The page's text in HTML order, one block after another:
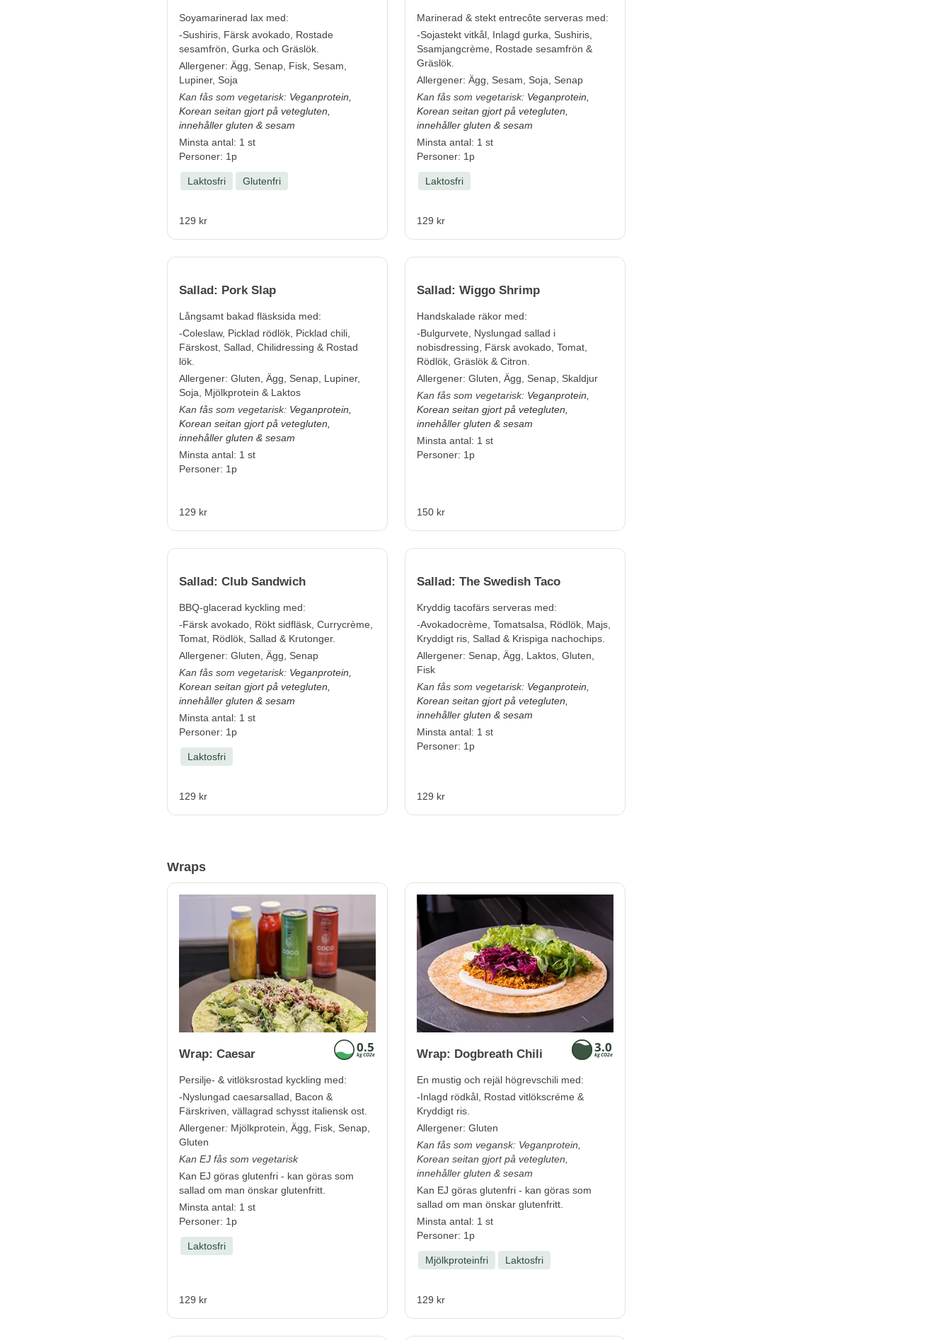
Soyamarinerad lax med:
-Sushiris, Färsk avokado, Rostade
sesamfrön, Gurka och Gräslök.
Allergener: Ägg, Senap, Fisk, Sesam,
Lupiner, Soja
Kan fås som vegetarisk: Veganprotein,
Korean seitan gjort på vetegluten,
innehåller gluten & sesam
Minsta antal: 1 st
Personer: 1p
Laktosfri Glutenfri
129 kr
Marinerad & stekt entrecôte serveras med:
-Sojastekt vitkål, Inlagd gurka, Sushiris,
Ssamjangcrème, Rostade sesamfrön &
Gräslök.
Allergener: Ägg, Sesam, Soja, Senap
Kan fås som vegetarisk: Veganprotein,
Korean seitan gjort på vetegluten,
innehåller gluten & sesam
Minsta antal: 1 st
Personer: 1p
Laktosfri
129 kr
Sallad: Pork Slap
Långsamt bakad fläsksida med:
-Coleslaw, Picklad rödlök, Picklad chili,
Färskost, Sallad, Chilidressing & Rostad
lök.
Allergener: Gluten, Ägg, Senap, Lupiner,
Soja, Mjölkprotein & Laktos
Kan fås som vegetarisk: Veganprotein,
Korean seitan gjort på vetegluten,
innehåller gluten & sesam
Minsta antal: 1 st
Personer: 1p
129 kr
Sallad: Wiggo Shrimp
Handskalade räkor med:
-Bulgurvete, Nyslungad sallad i
nobisdressing, Färsk avokado, Tomat,
Rödlök, Gräslök & Citron.
Allergener: Gluten, Ägg, Senap, Skaldjur
Kan fås som vegetarisk: Veganprotein,
Korean seitan gjort på vetegluten,
innehåller gluten & sesam
Minsta antal: 1 st
Personer: 1p
150 kr
Sallad: Club Sandwich
BBQ-glacerad kyckling med:
-Färsk avokado, Rökt sidfläsk, Currycrème,
Tomat, Rödlök, Sallad & Krutonger.
Allergener: Gluten, Ägg, Senap
Kan fås som vegetarisk: Veganprotein,
Korean seitan gjort på vetegluten,
innehåller gluten & sesam
Minsta antal: 1 st
Personer: 1p
Laktosfri
129 kr
Sallad: The Swedish Taco
Kryddig tacofärs serveras med:
-Avokadocrème, Tomatsalsa, Rödlök, Majs,
Kryddigt ris, Sallad & Krispiga nachochips.
Allergener: Senap, Ägg, Laktos, Gluten,
Fisk
Kan fås som vegetarisk: Veganprotein,
Korean seitan gjort på vetegluten,
innehåller gluten & sesam
Minsta antal: 1 st
Personer: 1p
129 kr
Wraps
Wrap: Caesar
Persilje- & vitlöksrostad kyckling med:
-Nyslungad caesarsallad, Bacon &
Färskriven, vällagrad schysst italiensk ost.
Allergener: Mjölkprotein, Ägg, Fisk, Senap,
Gluten
Kan EJ fås som vegetarisk
Kan EJ göras glutenfri - kan göras som
sallad om man önskar glutenfritt.
Minsta antal: 1 st
Personer: 1p
Laktosfri
129 kr
Wrap: Dogbreath Chili
En mustig och rejäl högrevschili med:
-Inlagd rödkål, Rostad vitlökscréme &
Kryddigt ris.
Allergener: Gluten
Kan fås som vegansk: Veganprotein,
Korean seitan gjort på vetegluten,
innehåller gluten & sesam
Kan EJ göras glutenfri - kan göras som
sallad om man önskar glutenfritt.
Minsta antal: 1 st
Personer: 1p
Mjölkproteinfri Laktosfri
129 kr